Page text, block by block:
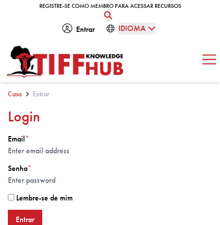
Skip to contentREGISTRE-SE COMO MEMBRO PARA ACESSAR RECURSOS
REGISTRE-SE COMO MEMBRO PARA ACESSAR RECURSOS
Entrar IDIOMA
Casa Entrar
Login
Email*
Senha*
Lembre-se de mim
Entrar